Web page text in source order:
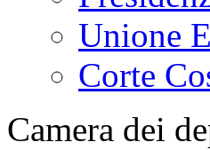
Unione
Corte
Camera dei